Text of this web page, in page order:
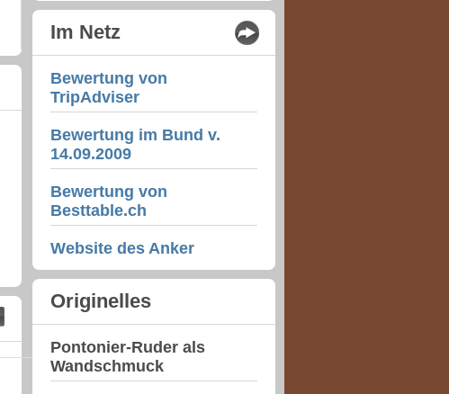
Im Netz
Bewertung von
TripAdviser
Bewertung im Bund v.
14.09.2009
Bewertung von
Besttable.ch
Website des Anker
Originelles
Pontonier-Ruder als
Wandschmuck